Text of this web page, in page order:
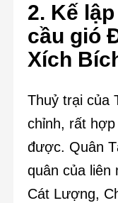
2. Kế
cầu gió
Xích
Thuỷ trại của
chỉnh, rất
được. Quân
quân của liên
Cát Lượng,